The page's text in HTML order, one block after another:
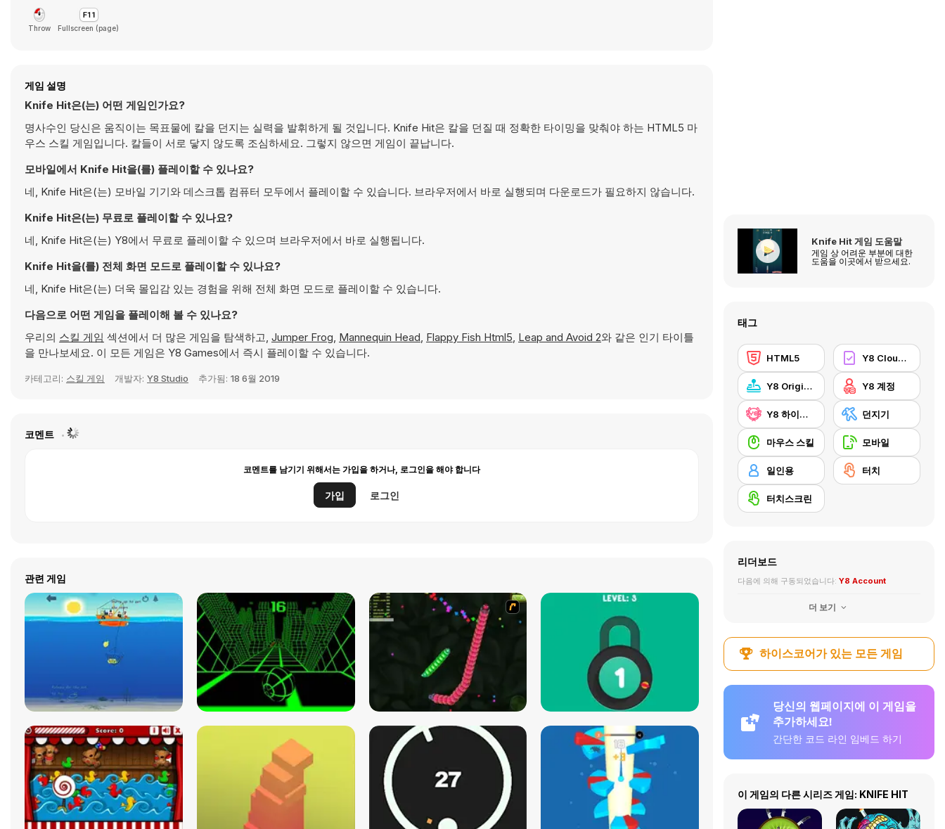
Throw Fullscreen (page)
게임 설명
Knife Hit은(는) 어떤 게임인가요?
명사수인 당신은 움직이는 목표물에 칼을 던지는 실력을 발휘하게 될 것입니다. Knife Hit은 칼을 던질 때 정확한 타이밍을 맞춰야 하는 HTML5 마
우스 스킬 게임입니다. 칼들이 서로 닿지 않도록 조심하세요. 그렇지 않으면 게임이 끝납니다.
모바일에서 Knife Hit을(를) 플레이할 수 있나요?
네, Knife Hit은(는) 모바일 기기와 데스크톱 컴퓨터 모두에서 플레이할 수 있습니다. 브라우저에서 바로 실행되며 다운로드가 필요하지 않습니다.
Knife Hit은(는) 무료로 플레이할 수 있나요?
네, Knife Hit은(는) Y8에서 무료로 플레이할 수 있으며 브라우저에서 바로 실행됩니다.
Knife Hit을(를) 전체 화면 모드로 플레이할 수 있나요?
네, Knife Hit은(는) 더욱 몰입감 있는 경험을 위해 전체 화면 모드로 플레이할 수 있습니다.
다음으로 어떤 게임을 플레이해 볼 수 있나요?
우리의 스킬 게임 섹션에서 더 많은 게임을 탐색하고, Jumper Frog, Mannequin Head, Flappy Fish Html5, Leap and Avoid 2와 같은 인기 타이틀
을 만나보세요. 이 모든 게임은 Y8 Games에서 즉시 플레이할 수 있습니다.
카테고리: 스킬 게임 개발자: Y8 Studio 추가됨: 18 6월 2019
코멘트
코멘트를 남기기 위해서는 가입을 하거나, 로그인을 해야 합니다
가입 로그인
관련 게임
Knife Hit 게임 도움말
게임 상 어려운 부분에 대한
도움을 이곳에서 받으세요.
태그
HTML5 Y8 Cloud Save
Y8 Originals Y8 계정
Y8 하이스코어 던지기
마우스 스킬 모바일
일인용 터치
터치스크린
리더보드
다음에 의해 구동되었습니다: Y8 Account
더 보기
하이스코어가 있는 모든 게임
당신의 웹페이지에 이 게임을
추가하세요!
간단한 코드 라인 임베드 하기
이 게임의 다른 시리즈 게임: KNIFE HIT